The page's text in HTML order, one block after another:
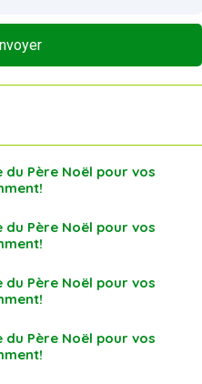
Père Noël pour vos
Père Noël pour vos
Père Noël pour vos
Père Noël pour vos